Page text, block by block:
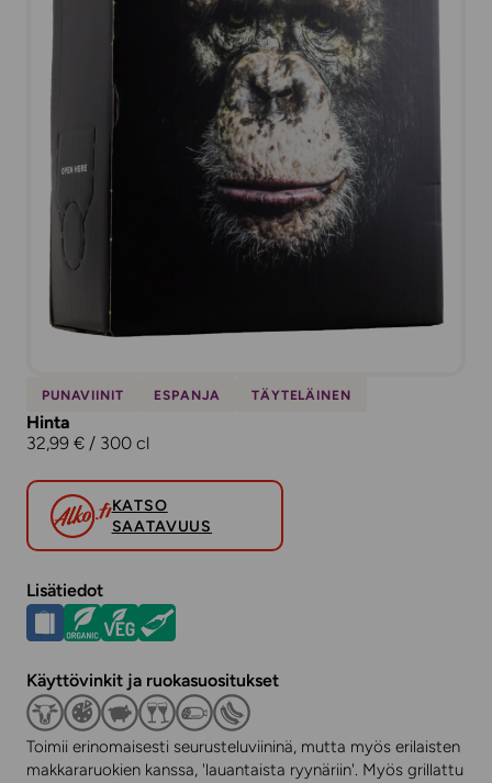
PUNAVIINIT ESPANJA TÄYTELÄINEN
Hinta
32,99 € / 300 cl
KATSO
SAATAVUUS
Lisätiedot
Käyttövinkit ja ruokasuositukset
Toimii erinomaisesti seurusteluviininä, mutta myös erilaisten
makkararuokien kanssa, 'lauantaista ryynäriin'. Myös grillattu